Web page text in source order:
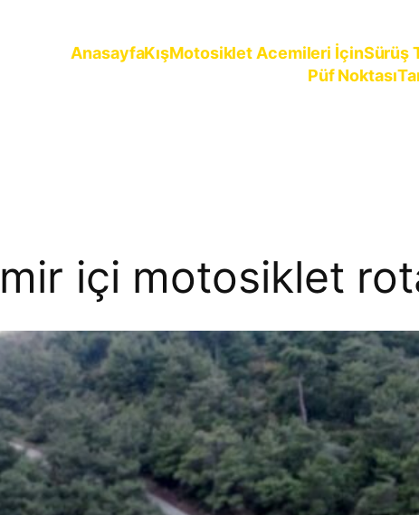
AnasayfaKışMotosiklet Acemileri İçinSürüş
Püf Noktası
içi motosiklet